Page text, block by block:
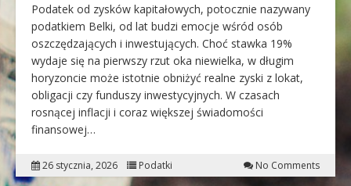
Podatek od zysków kapitałowych, potocznie nazywany
podatkiem Belki, od lat budzi emocje wśród osób
oszczędzających i inwestujących. Choć stawka 19%
wydaje się na pierwszy rzut oka niewielka, w długim
horyzoncie może istotnie obniżyć realne zyski z lokat,
obligacji czy funduszy inwestycyjnych. W czasach
rosnącej inflacji i coraz większej świadomości
finansowej…
26 stycznia, 2026 Podatki No Comments